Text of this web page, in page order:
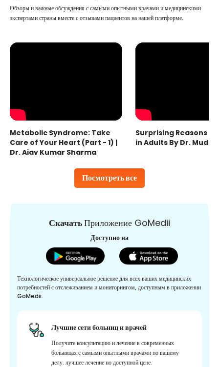
Посмотреть все
Обзоры и важные обсуждения с самыми опытными врачами и медицинскими
экспертами страны вместе с отзывами пациентов на нашей платформе.
Metabolic Syndrome: Take
Care of Your Heart (Part - 1) |
Dr. Ajay Kumar Sharma
Surprising Reasons
in Adults By Dr.
СкачатьПриложение GoMedii
Доступно на
Технологическое универсальное решение для всех ваших медицинских
потребностей с отслеживанием и мониторингом, доступным в приложении
GoMedii.
Лучшие сети больниц и врачей
Получите консультацию и лечение в современных
больницах с самыми опытными врачами по вашему
делу. лучшее лечение по доступной цене.